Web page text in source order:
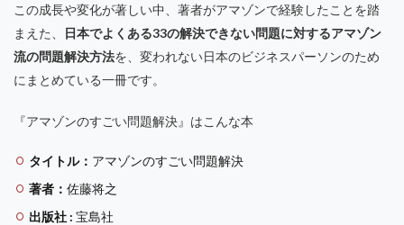
この成長や変化が著しい中、著者がアマゾンで経験したことを踏
まえた、
日本でよくある33の解決できない問題に対するアマゾン
流の問題解決方法を、変われない日本のビジネスパーソンのため
にまとめている一冊です。
『アマゾンのすごい問題解決』はこんな本
タイトル： アマゾンのすごい問題解決
著者： 佐藤将之
出版社 : 宝島社